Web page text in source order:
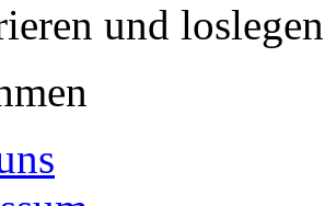
und loslegen